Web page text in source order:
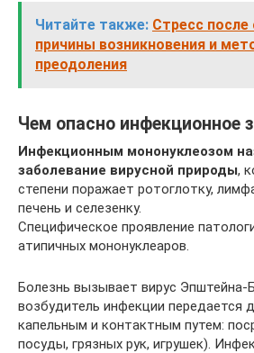
Читайте также: Стресс после
причины возникновения и
преодоления
Чем опасно инфекционное
Инфекционным мононуклеозом
заболевание вирусной природы,
степени поражает ротоглотку,
печень и селезенку.
Специфическое проявление
атипичных мононуклеаров.
Болезнь вызывает вирус Эпштейна-
возбудитель инфекции передается
капельным и контактным путем:
посуды, грязных рук, игрушек).